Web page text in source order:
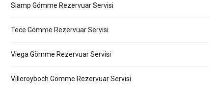
Siamp Gömme Rezervuar Servisi
Tece Gömme Rezervuar Servisi
Viega Gömme Rezervuar Servisi
Villeroyboch Gömme Rezervuar Servisi